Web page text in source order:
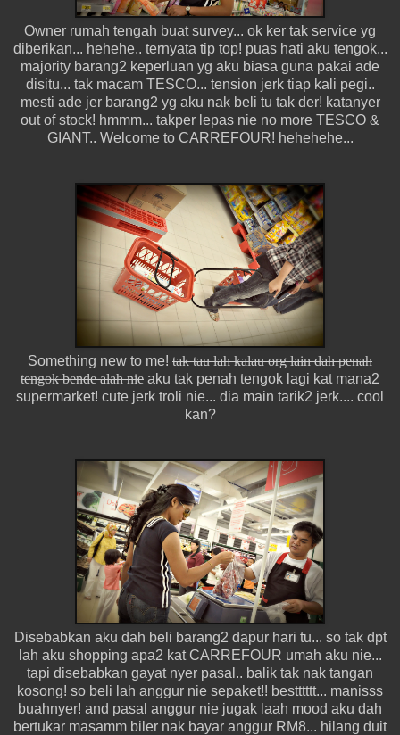
Owner rumah tengah buat survey... ok ker tak service yg
diberikan... hehehe.. ternyata tip top! puas hati aku tengok...
majority barang2 keperluan yg aku biasa guna pakai ade
disitu... tak macam TESCO... tension jerk tiap kali pegi..
mesti ade jer barang2 yg aku nak beli tu tak der! katanyer
out of stock! hmmm... takper lepas nie no more TESCO &
GIANT.. Welcome to CARREFOUR! hehehehe...
Something new to me! tak tau lah kalau org lain dah penah
tengok bende alah nie aku tak penah tengok lagi kat mana2
supermarket! cute jerk troli nie... dia main tarik2 jerk.... cool
kan?
Disebabkan aku dah beli barang2 dapur hari tu... so tak dpt
lah aku shopping apa2 kat CARREFOUR umah aku nie...
tapi disebabkan gayat nyer pasal.. balik tak nak tangan
kosong! so beli lah anggur nie sepaket!! bestttttt... manisss
buahnyer! and pasal anggur nie jugak laah mood aku dah
bertukar masamm biler nak bayar anggur RM8... hilang duit